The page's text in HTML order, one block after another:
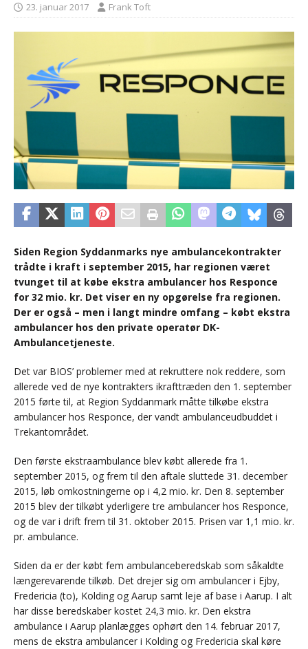
23. januar 2017 Frank Toft
Siden Region Syddanmarks nye ambulancekontrakter
trådte i kraft i september 2015, har regionen været
tvunget til at købe ekstra ambulancer hos Responce
for 32 mio. kr. Det viser en ny opgørelse fra regionen.
Der er også – men i langt mindre omfang – købt ekstra
ambulancer hos den private operatør DK-
Ambulancetjeneste.
Det var BIOS’ problemer med at rekruttere nok reddere, som
allerede ved de nye kontrakters ikrafttræden den 1. september
2015 førte til, at Region Syddanmark måtte tilkøbe ekstra
ambulancer hos Responce, der vandt ambulanceudbuddet i
Trekantområdet.
Den første ekstraambulance blev købt allerede fra 1.
september 2015, og frem til den aftale sluttede 31. december
2015, løb omkostningerne op i 4,2 mio. kr. Den 8. september
2015 blev der tilkøbt yderligere tre ambulancer hos Responce,
og de var i drift frem til 31. oktober 2015. Prisen var 1,1 mio. kr.
pr. ambulance.
Siden da er der købt fem ambulanceberedskab som såkaldte
længerevarende tilkøb. Det drejer sig om ambulancer i Ejby,
Fredericia (to), Kolding og Aarup samt leje af base i Aarup. I alt
har disse beredskaber kostet 24,3 mio. kr. Den ekstra
ambulance i Aarup planlægges ophørt den 14. februar 2017,
mens de ekstra ambulancer i Kolding og Fredericia skal køre